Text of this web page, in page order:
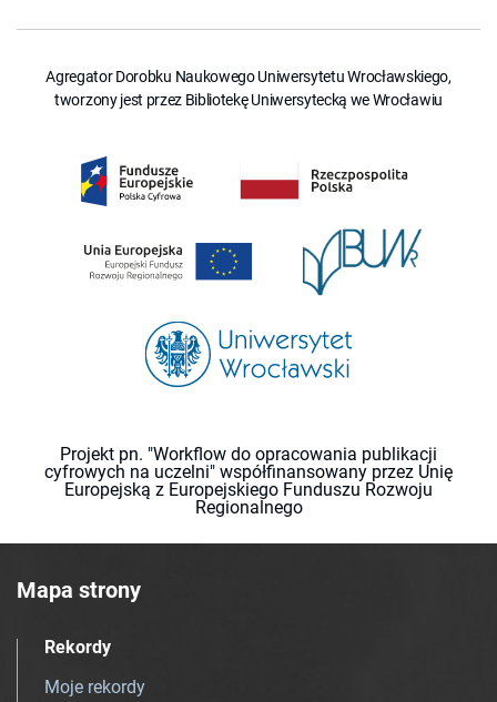
Agregator Dorobku Naukowego Uniwersytetu Wrocławskiego,
tworzony jest przez Bibliotekę Uniwersytecką we Wrocławiu
Projekt pn. "Workflow do opracowania publikacji
cyfrowych na uczelni" współfinansowany przez Unię
Europejską z Europejskiego Funduszu Rozwoju
Regionalnego
Mapa strony
Rekordy
Moje rekordy